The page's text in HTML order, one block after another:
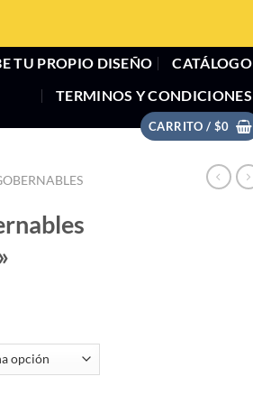
TU PROPIO DISEÑO
CATÁLOGO
TERMINOS Y CONDICIONES
CARRITO / $0